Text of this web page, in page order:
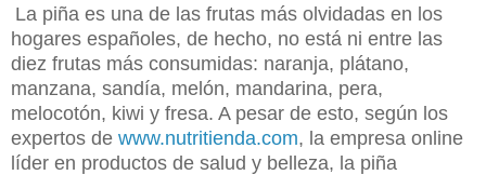
La piña es una de las frutas más olvidadas en los
hogares españoles, de hecho, no está ni entre las
diez frutas más consumidas: naranja, plátano,
manzana, sandía, melón, mandarina, pera,
melocotón, kiwi y fresa. A pesar de esto, según los
expertos de www.nutritienda.com, la empresa online
líder en productos de salud y belleza, la piña